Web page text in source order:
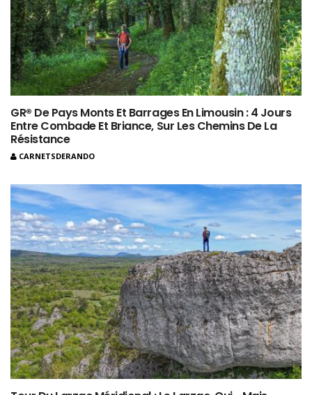
GR® De Pays Monts Et Barrages En Limousin : 4 Jours
Entre Combade Et Briance, Sur Les Chemins De La
Résistance
CARNETSDERANDO